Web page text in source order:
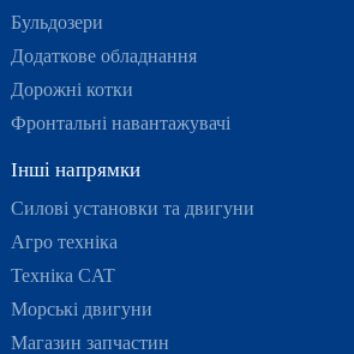
Бульдозери
Додаткове обладнання
Дорожні котки
Фронтальні навантажувачі
Інші напрямки
Силові установки та двигуни
Агро техніка
Техніка CAT
Морські двигуни
Магазин запчастин